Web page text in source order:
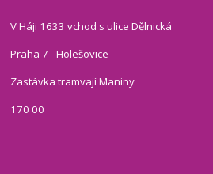
V Háji 1633 vchod s ulice Dělnická
Praha 7 - Holešovice
Zastávka tramvají Maniny
170 00